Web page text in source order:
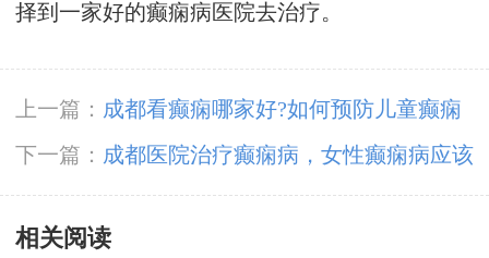
择到一家好的癫痫病医院去治疗。
上一篇： 成都看癫痫哪家好?如何预防儿童癫痫
病?
下一篇： 成都医院治疗癫痫病，女性癫痫病应该
怎么去治疗?
相关阅读